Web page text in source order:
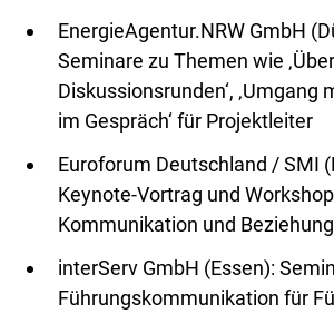
EnergieAgentur.NRW GmbH
Seminare zu Themen wie
Diskussionsrunden‘, ‚Umgang
im Gespräch‘ für Projektleiter
Euroforum Deutschland / SMI
Keynote-Vortrag und
Kommunikation und
interServ GmbH (Essen):
Führungskommunikation für